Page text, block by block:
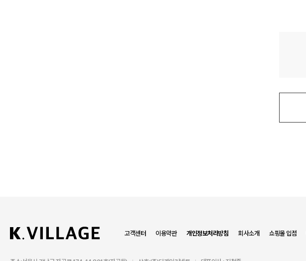
고객센터 이용약관 개인정보처리방침 회사소개 쇼핑몰 입점